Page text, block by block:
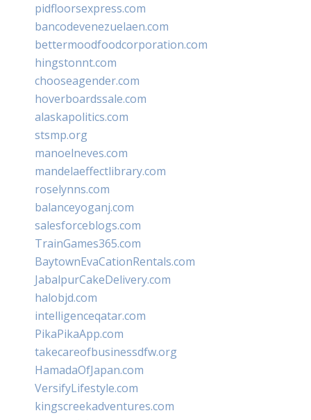
pidfloorsexpress.com
bancodevenezuelaen.com
bettermoodfoodcorporation.com
hingstonnt.com
chooseagender.com
hoverboardssale.com
alaskapolitics.com
stsmp.org
manoelneves.com
mandelaeffectlibrary.com
roselynns.com
balanceyoganj.com
salesforceblogs.com
TrainGames365.com
BaytownEvaCationRentals.com
JabalpurCakeDelivery.com
halobjd.com
intelligenceqatar.com
PikaPikaApp.com
takecareofbusinessdfw.org
HamadaOfJapan.com
VersifyLifestyle.com
kingscreekadventures.com